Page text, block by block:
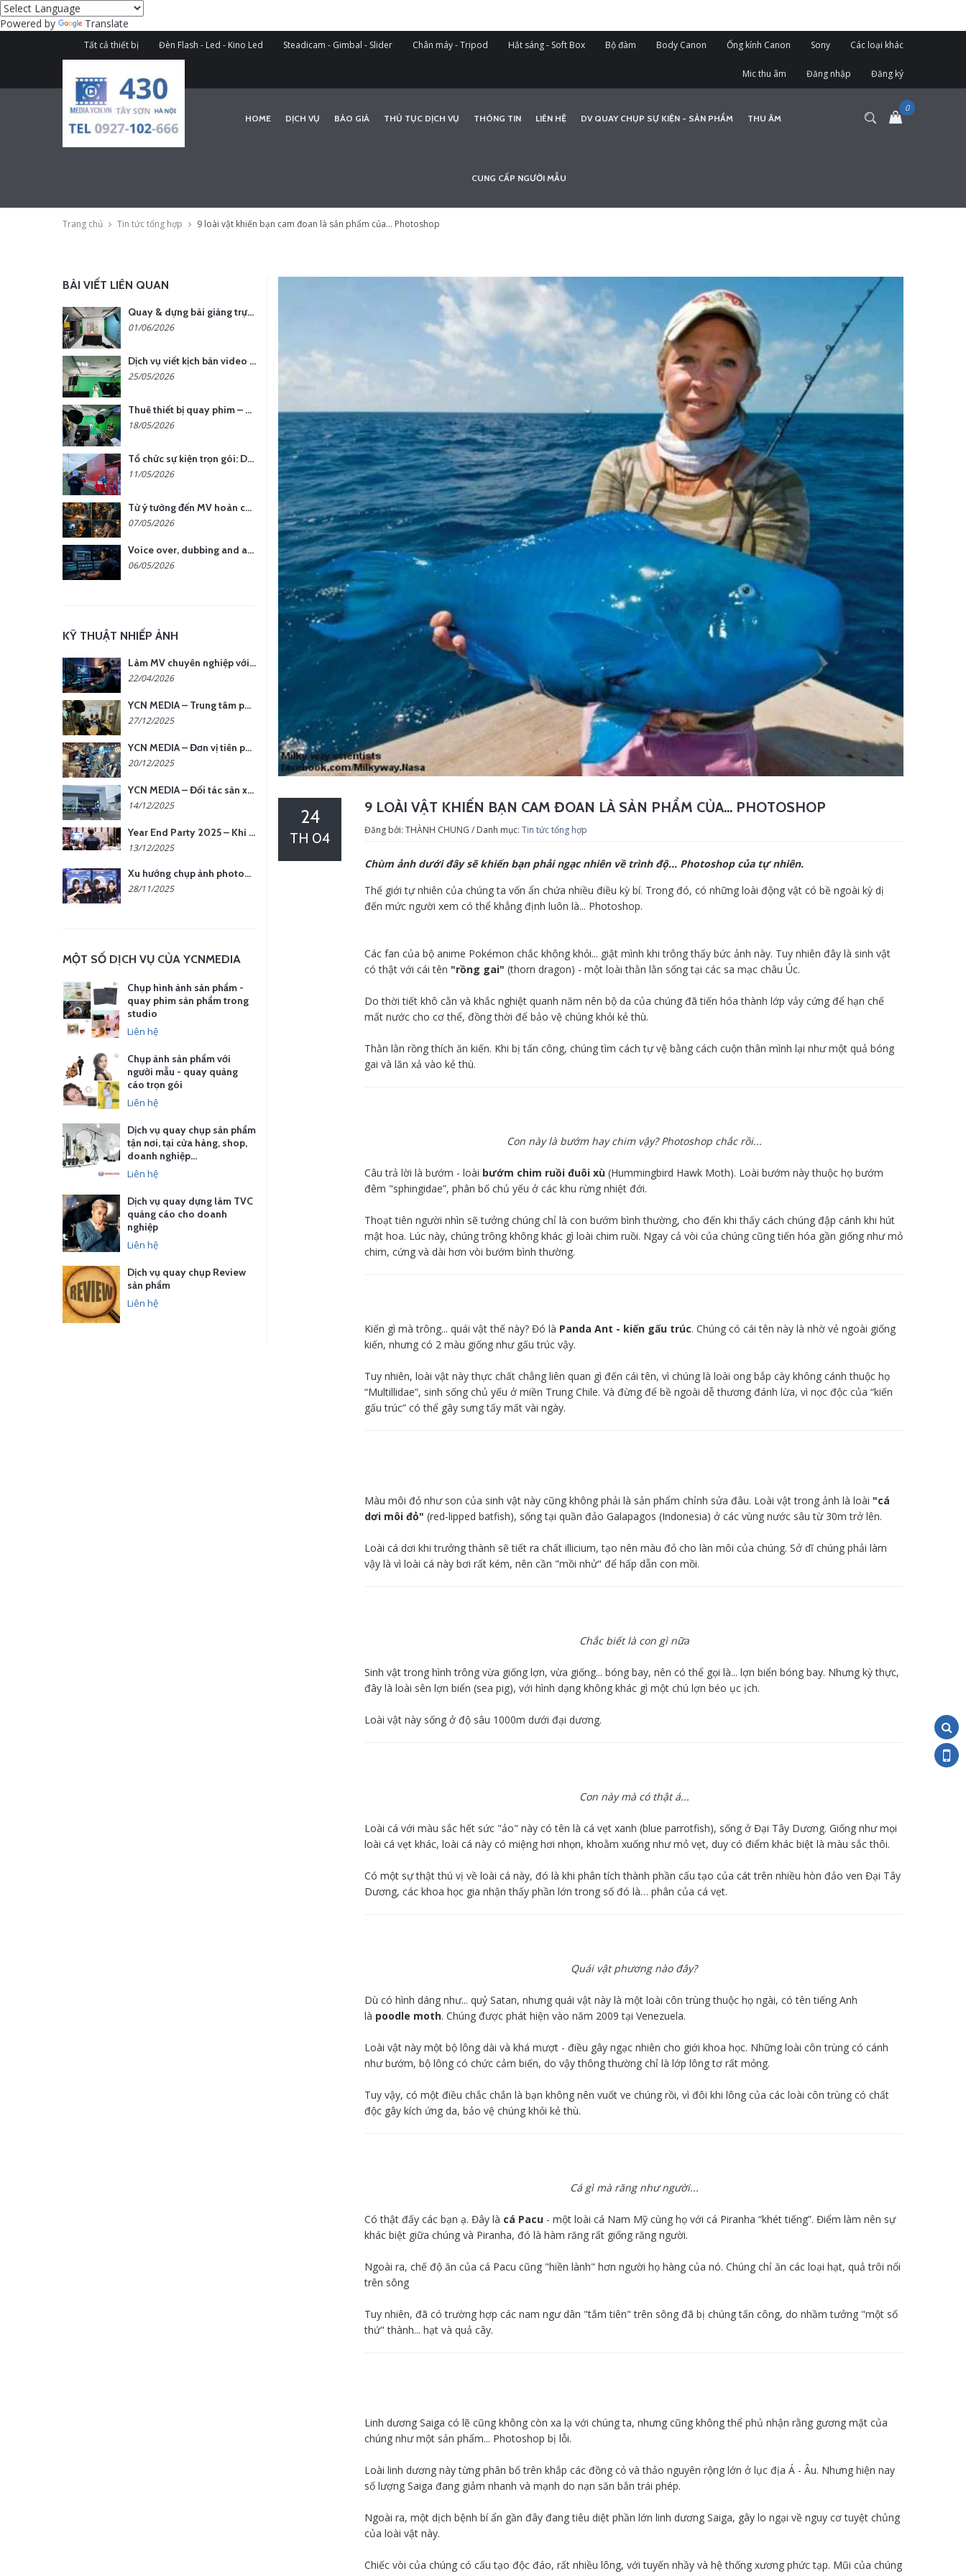
Powered by Translate
Tất cả thiết bị Đèn Flash - Led - Kino Led Steadicam - Gimbal - Slider Chân máy - Tripod Hắt sáng - Soft Box Bộ đàm Body Canon Ống kính Canon Sony Các loại khác
Mic thu âm Đăng nhập Đăng ký
HOME DỊCH VỤ BÁO GIÁ THỦ TỤC DỊCH VỤ THÔNG TIN LIÊN HỆ DV QUAY CHỤP SỰ KIỆN - SẢN PHẨM THU ÂM
CUNG CẤP NGƯỜI MẪU
Trang chủ Tin tức tổng hợp 9 loài vật khiến bạn cam đoan là sản phẩm của... Photoshop
9 LOÀI VẬT KHIẾN BẠN CAM ĐOAN LÀ SẢN PHẨM CỦA... PHOTOSHOP
24
TH 04 Đăng bởi: THÀNH CHUNG / Danh mục: Tin tức tổng hợp
Chùm ảnh dưới đây sẽ khiến bạn phải ngạc nhiên về trình độ... Photoshop của tự nhiên.
Thế giới tự nhiên của chúng ta vốn ẩn chứa nhiều điều kỳ bí. Trong đó, có những loài động vật có bề ngoài kỳ dị
đến mức người xem có thể khẳng định luôn là... Photoshop.
Các fan của bộ anime Pokémon chắc không khỏi... giật mình khi trông thấy bức ảnh này. Tuy nhiên đây là sinh vật
có thật với cái tên "rồng gai" (thorn dragon) - một loài thằn lằn sống tại các sa mạc châu Úc.
Do thời tiết khô cằn và khắc nghiệt quanh năm nên bộ da của chúng đã tiến hóa thành lớp vảy cứng để hạn chế
mất nước cho cơ thể, đồng thời để bảo vệ chúng khỏi kẻ thù.
Thằn lằn rồng thích ăn kiến. Khi bị tấn công, chúng tìm cách tự vệ bằng cách cuộn thân mình lại như một quả bóng
gai và lăn xả vào kẻ thù.
Con này là bướm hay chim vậy? Photoshop chắc rồi...
Câu trả lời là bướm - loài bướm chim ruồi đuôi xù (Hummingbird Hawk Moth). Loài bướm này thuộc họ bướm
đêm "sphingidae”, phân bố chủ yếu ở các khu rừng nhiệt đới.
Thoạt tiên người nhìn sẽ tưởng chúng chỉ là con bướm bình thường, cho đến khi thấy cách chúng đập cánh khi hút
mật hoa. Lúc này, chúng trông không khác gì loài chim ruồi. Ngay cả vòi của chúng cũng tiến hóa gần giống như mỏ
chim, cứng và dài hơn vòi bướm bình thường.
Kiến gì mà trông... quái vật thế này? Đó là Panda Ant - kiến gấu trúc. Chúng có cái tên này là nhờ vẻ ngoài giống
kiến, nhưng có 2 màu giống như gấu trúc vậy.
Tuy nhiên, loài vật này thực chất chẳng liên quan gì đến cái tên, vì chúng là loài ong bắp cày không cánh thuộc họ
“Multillidae”, sinh sống chủ yếu ở miền Trung Chile. Và đừng để bề ngoài dễ thương đánh lừa, vì nọc độc của “kiến
gấu trúc” có thể gây sưng tấy mất vài ngày.
Màu môi đỏ như son của sinh vật này cũng không phải là sản phẩm chỉnh sửa đâu. Loài vật trong ảnh là loài "cá
dơi môi đỏ" (red-lipped batfish), sống tại quần đảo Galapagos (Indonesia) ở các vùng nước sâu từ 30m trở lên.
Loài cá dơi khi trưởng thành sẽ tiết ra chất illicium, tạo nên màu đỏ cho làn môi của chúng. Sở dĩ chúng phải làm
vậy là vì loài cá này bơi rất kém, nên cần "mồi nhử" để hấp dẫn con mồi.
Chắc biết là con gì nữa
Sinh vật trong hình trông vừa giống lợn, vừa giống... bóng bay, nên có thể gọi là... lợn biển bóng bay. Nhưng kỳ thực,
đây là loài sên lợn biển (sea pig), với hình dạng không khác gì một chú lợn béo ục ịch.
Loài vật này sống ở độ sâu 1000m dưới đại dương.
Con này mà có thật á...
Loài cá với màu sắc hết sức "ảo" này có tên là cá vẹt xanh (blue parrotfish), sống ở Đại Tây Dương. Giống như mọi
loài cá vẹt khác, loài cá này có miệng hơi nhọn, khoằm xuống như mỏ vẹt, duy có điểm khác biệt là màu sắc thôi.
Có một sự thật thú vị về loài cá này, đó là khi phân tích thành phần cấu tạo của cát trên nhiều hòn đảo ven Đại Tây
Dương, các khoa học gia nhận thấy phần lớn trong số đó là… phân của cá vẹt.
Quái vật phương nào đây?
Dù có hình dáng như... quỷ Satan, nhưng quái vật này là một loài côn trùng thuộc họ ngài, có tên tiếng Anh
là poodle moth. Chúng được phát hiện vào năm 2009 tại Venezuela.
Loài vật này một bộ lông dài và khá mượt - điều gây ngạc nhiên cho giới khoa học. Những loài côn trùng có cánh
như bướm, bộ lông có chức cảm biến, do vậy thông thường chỉ là lớp lông tơ rất mỏng.
Tuy vậy, có một điều chắc chắn là bạn không nên vuốt ve chúng rồi, vì đôi khi lông của các loài côn trùng có chất
độc gây kích ứng da, bảo vệ chúng khỏi kẻ thù.
Cá gì mà răng như người...
Có thật đấy các bạn ạ. Đây là cá Pacu - một loài cá Nam Mỹ cùng họ với cá Piranha “khét tiếng”. Điểm làm nên sự
khác biệt giữa chúng và Piranha, đó là hàm răng rất giống răng người.
Ngoài ra, chế độ ăn của cá Pacu cũng "hiền lành" hơn người họ hàng của nó. Chúng chỉ ăn các loại hạt, quả trôi nổi
trên sông
Tuy nhiên, đã có trường hợp các nam ngư dân "tắm tiên" trên sông đã bị chúng tấn công, do nhầm tưởng "một số
thứ" thành... hạt và quả cây.
Linh dương Saiga có lẽ cũng không còn xa lạ với chúng ta, nhưng cũng không thể phủ nhận rằng gương mặt của
chúng như một sản phẩm... Photoshop bị lỗi.
Loài linh dương này từng phân bố trên khắp các đồng cỏ và thảo nguyên rộng lớn ở lục địa Á - Âu. Nhưng hiện nay
số lượng Saiga đang giảm nhanh và mạnh do nạn săn bắn trái phép.
Ngoài ra, một dịch bệnh bí ẩn gần đây đang tiêu diệt phần lớn linh dương Saiga, gây lo ngại về nguy cơ tuyệt chủng
của loài vật này.
Chiếc vòi của chúng có cấu tạo độc đáo, rất nhiều lông, với tuyến nhầy và hệ thống xương phức tạp. Mũi của chúng
BÀI VIẾT LIÊN QUAN
Quay & dựng bài giảng trực tuyến – Xu hướng đào tạo thời đại số
01/06/2026
Dịch vụ viết kịch bản video – Bước quan trọng quyết định thành công nội dung
25/05/2026
Thuê thiết bị quay phim – chụp ảnh: Giải pháp tối ưu chi phí cho doanh nghiệp
18/05/2026
Tổ chức sự kiện trọn gói: Doanh nghiệp được gì khi chọn đơn vị chuyên nghiệp?
11/05/2026
Từ ý tưởng đến MV hoàn chỉnh: giải pháp trọn gói tại YCN Media
07/05/2026
Voice over, dubbing and audio production services in Vietnam for global content
06/05/2026
KỸ THUẬT NHIẾP ẢNH
Làm MV chuyên nghiệp với chi phí tối ưu: nên chọn quay thực tế hay video AI?
22/04/2026
YCN MEDIA – Trung tâm phụ kiện quay chụp tại Hà Nội
27/12/2025
YCN MEDIA – Đơn vị tiên phong sản xuất hình ảnh & âm thanh bằng AI tại Hà Nội
20/12/2025
YCN MEDIA – Đối tác sản xuất hình ảnh chuyên nghiệp cho doanh nghiệp tại Hà Nội
14/12/2025
Year End Party 2025 – Khi Khoảnh Khắc Trở Thành Dấu Ấn | Gói Ưu Đãi Tháng 12 Từ YCN Media
13/12/2025
Xu hướng chụp ảnh photobooth tại các sự kiện hiện nay
28/11/2025
MỘT SỐ DỊCH VỤ CỦA YCNMEDIA
Chụp hình ảnh sản phẩm -
quay phim sản phẩm trong
studio
Liên hệ
Chụp ảnh sản phẩm với
người mẫu - quay quảng
cáo trọn gói
Liên hệ
Dịch vụ quay chụp sản phẩm
tận nơi, tại cửa hàng, shop,
doanh nghiệp…
Liên hệ
Dịch vụ quay dựng làm TVC
quảng cáo cho doanh
nghiệp
Liên hệ
Dịch vụ quay chụp Review
sản phẩm
Liên hệ